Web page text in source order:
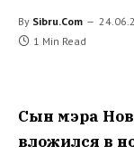
By Sibru.Com
1 Min Read
Сын мэра
вложился в